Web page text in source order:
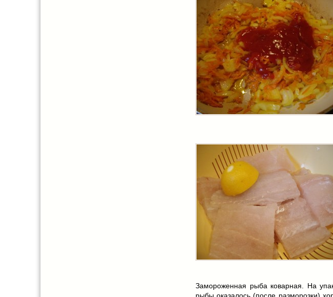
Замороженная рыба коварная. На
рыбы оказалось (после разморозки)